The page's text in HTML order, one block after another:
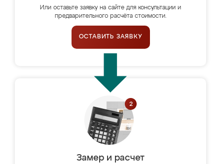
Или оставьте заявку на сайте для консультации и
предварительного расчёта стоимости.
ОСТАВИТЬ ЗАЯВКУ
Замер и расчет